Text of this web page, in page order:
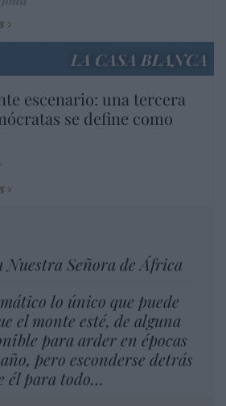
LA CASA BLANCA
escenario: una tercera
se define como
Nuestra Señora de África
lo único que puede
el monte esté, de alguna
para arder en épocas
pero esconderse detrás
él para todo…